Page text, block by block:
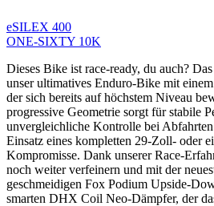
eSILEX 400
ONE-SIXTY 10K
Dieses Bike ist race-ready, du auch?
unser ultimatives Enduro-Bike mit
der sich bereits auf höchstem Niveau
progressive Geometrie sorgt für stabile
unvergleichliche Kontrolle bei
Einsatz eines kompletten 29-Zoll- oder
Kompromisse. Dank unserer Race-
noch weiter verfeinern und mit der
geschmeidigen Fox Podium Upside-
smarten DHX Coil Neo-Dämpfer, der